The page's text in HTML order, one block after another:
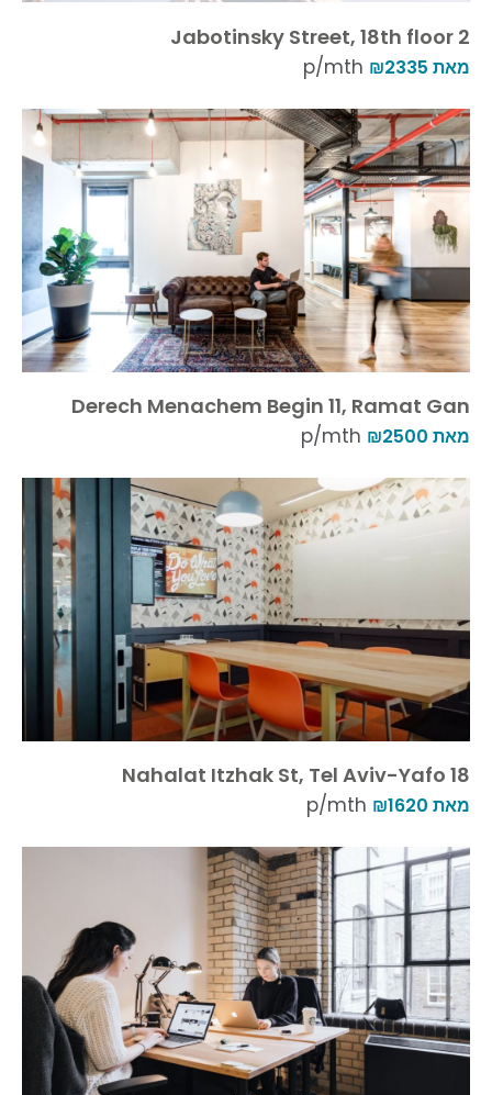
2 Jabotinsky Street, 18th floor
מאת ₪2335
Derech Menachem Begin 11, Ramat Gan
מאת ₪2500
18 Nahalat Itzhak St, Tel Aviv-Yafo
מאת ₪1620